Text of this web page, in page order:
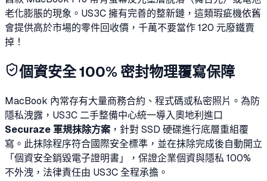
老化膨脹的現象。US3C 擁有完善的整新鏈，這類瑕疵機依舊
會提供高於市場的零件回收價，千萬不要當作 120 元廢鐵賣
掉！
個資安全 100% 密封物理覆寫保障
MacBook 內常存有大量商務合約、程式碼或私密照片。為防
隱私洩露，US3C 二手整備中心統一導入奧地利進口
Securaze 軍規抹除方案 ，針對 SSD 硬碟進行底層重組覆
寫。此抹除程序符合國際安全標準，並在抹除完成後自動開立
「個資安全銷毀電子證明書」，保證企業個資與隱私 100%
不外洩，法律責任由 US3C 全程承擔。